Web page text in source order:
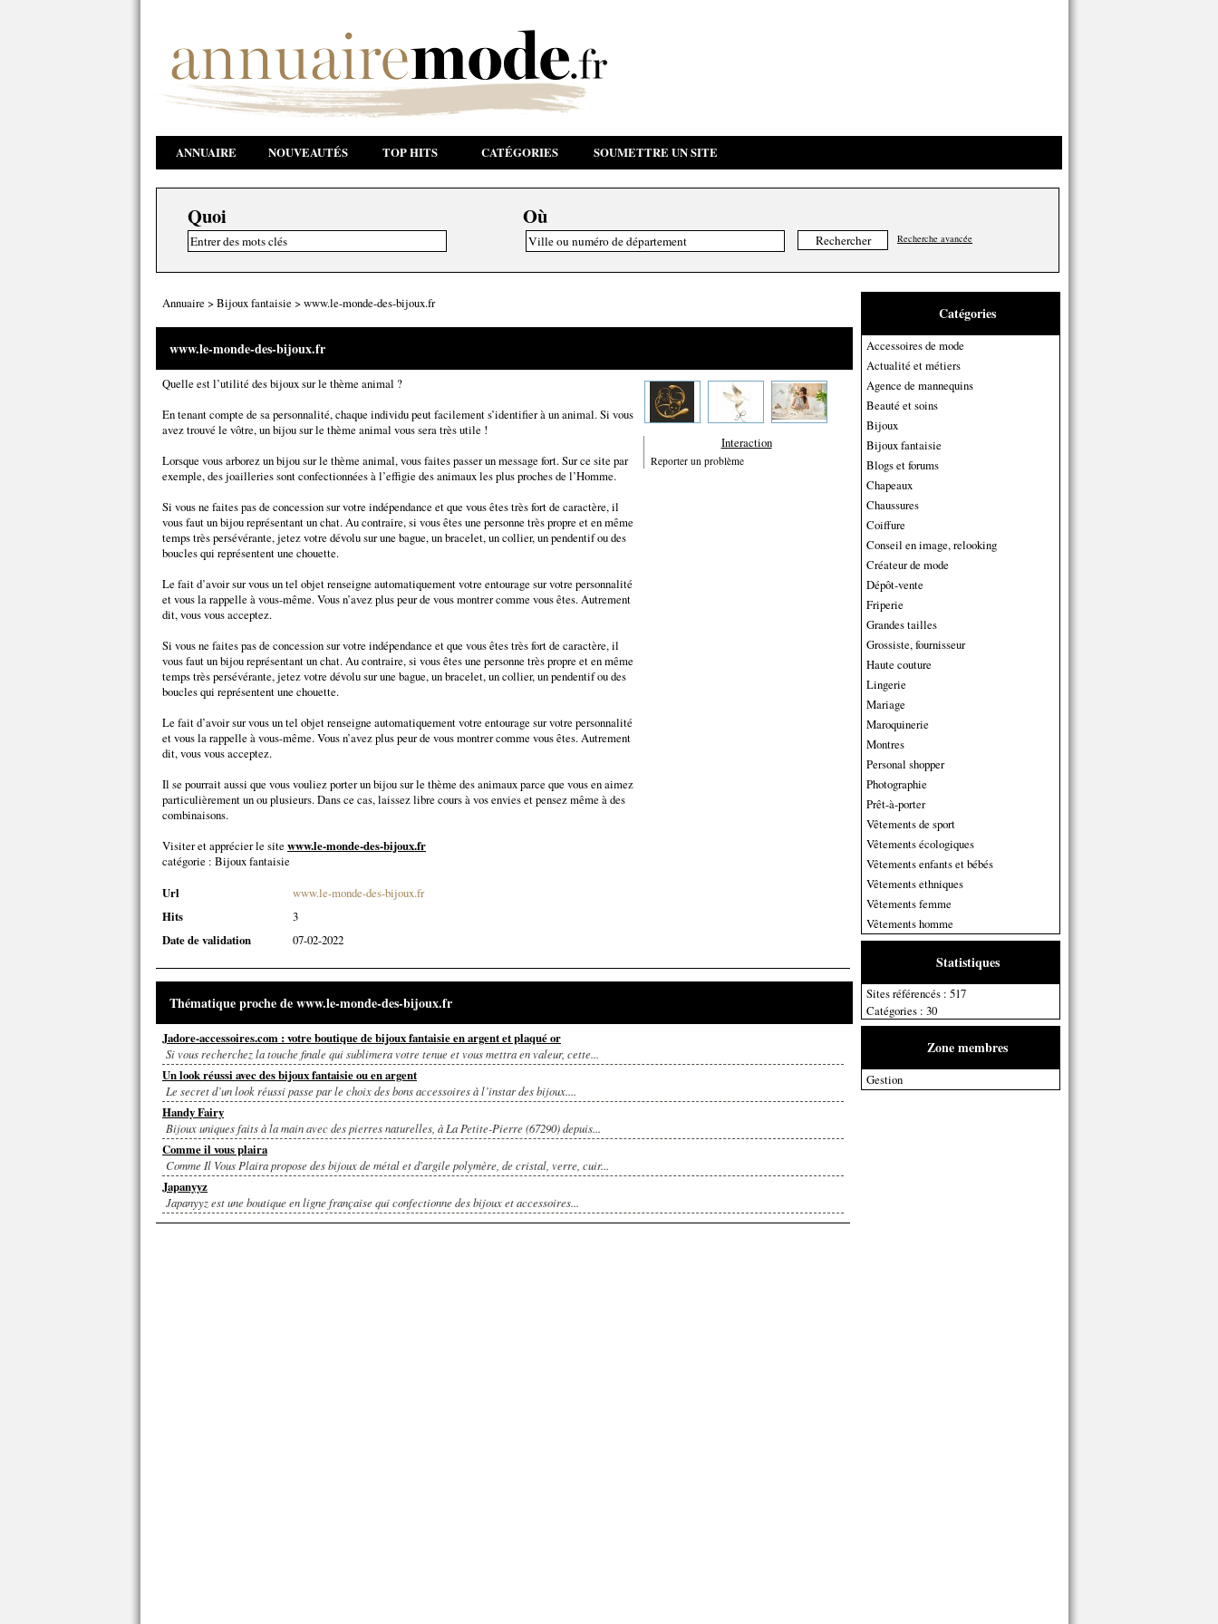
ANNUAIRE NOUVEAUTÉS TOP HITS CATÉGORIES SOUMETTRE UN SITE
Quoi Où
Recherche avancée
Catégories
Accessoires de mode
Actualité et métiers
Agence de mannequins
Beauté et soins
Bijoux
Bijoux fantaisie
Blogs et forums
Chapeaux
Chaussures
Coiffure
Conseil en image, relooking
Créateur de mode
Dépôt-vente
Friperie
Grandes tailles
Grossiste, fournisseur
Haute couture
Lingerie
Mariage
Maroquinerie
Montres
Personal shopper
Photographie
Prêt-à-porter
Vêtements de sport
Vêtements écologiques
Vêtements enfants et bébés
Vêtements ethniques
Vêtements femme
Vêtements homme
Statistiques
Sites référencés : 517
Catégories : 30
Zone membres
Gestion
Annuaire > Bijoux fantaisie > www.le-monde-des-bijoux.fr
www.le-monde-des-bijoux.fr
Quelle est l’utilité des bijoux sur le thème animal ?
En tenant compte de sa personnalité, chaque individu peut facilement s’identifier à un animal. Si vous
avez trouvé le vôtre, un bijou sur le thème animal vous sera très utile !
Lorsque vous arborez un bijou sur le thème animal, vous faites passer un message fort. Sur ce site par
exemple, des joailleries sont confectionnées à l’effigie des animaux les plus proches de l’Homme.
Si vous ne faites pas de concession sur votre indépendance et que vous êtes très fort de caractère, il
vous faut un bijou représentant un chat. Au contraire, si vous êtes une personne très propre et en même
temps très persévérante, jetez votre dévolu sur une bague, un bracelet, un collier, un pendentif ou des
boucles qui représentent une chouette.
Le fait d’avoir sur vous un tel objet renseigne automatiquement votre entourage sur votre personnalité
et vous la rappelle à vous-même. Vous n’avez plus peur de vous montrer comme vous êtes. Autrement
dit, vous vous acceptez.
Si vous ne faites pas de concession sur votre indépendance et que vous êtes très fort de caractère, il
vous faut un bijou représentant un chat. Au contraire, si vous êtes une personne très propre et en même
temps très persévérante, jetez votre dévolu sur une bague, un bracelet, un collier, un pendentif ou des
boucles qui représentent une chouette.
Le fait d’avoir sur vous un tel objet renseigne automatiquement votre entourage sur votre personnalité
et vous la rappelle à vous-même. Vous n’avez plus peur de vous montrer comme vous êtes. Autrement
dit, vous vous acceptez.
Il se pourrait aussi que vous vouliez porter un bijou sur le thème des animaux parce que vous en aimez
particulièrement un ou plusieurs. Dans ce cas, laissez libre cours à vos envies et pensez même à des
combinaisons.
Visiter et apprécier le site www.le-monde-des-bijoux.fr
catégorie : Bijoux fantaisie
Url
www.le-monde-des-bijoux.fr
Hits
3
Date de validation
07-02-2022
Interaction
Reporter un problème
Thématique proche de www.le-monde-des-bijoux.fr
Jadore-accessoires.com : votre boutique de bijoux fantaisie en argent et plaqué or
Si vous recherchez la touche finale qui sublimera votre tenue et vous mettra en valeur, cette...
Un look réussi avec des bijoux fantaisie ou en argent
Le secret d’un look réussi passe par le choix des bons accessoires à l’instar des bijoux....
Handy Fairy
Bijoux uniques faits à la main avec des pierres naturelles, à La Petite-Pierre (67290) depuis...
Comme il vous plaira
Comme Il Vous Plaira propose des bijoux de métal et d'argile polymère, de cristal, verre, cuir...
Japanyyz
Japanyyz est une boutique en ligne française qui confectionne des bijoux et accessoires...